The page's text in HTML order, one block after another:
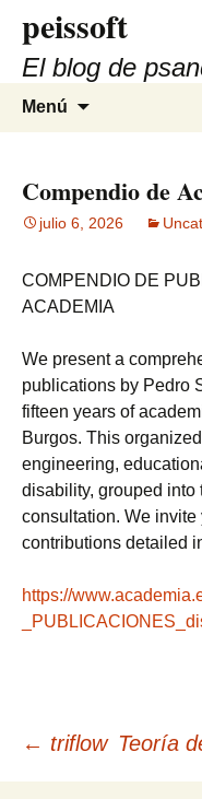
contenido
peissoft
El blog de
Menú
Compendio de
julio 6, 2026
COMPENDIO DE
ACADEMIA
We present a
publications by Pedro
fifteen years of
Burgos. This
engineering,
disability, grouped into
consultation. We invite
contributions detailed
https://
← triflow Teoría